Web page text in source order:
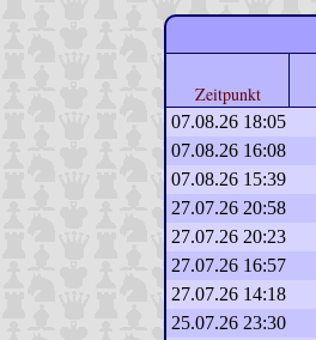
Zeitpunkt
07.08.26 18:05
07.08.26 16:08
07.08.26 15:39
27.07.26 20:58
27.07.26 20:23
27.07.26 16:57
27.07.26 14:18
25.07.26 23:30